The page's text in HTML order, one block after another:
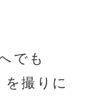
でも
を撮りに